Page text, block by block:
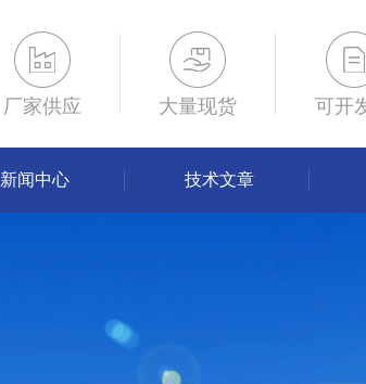
厂家供应 大量现货 可开
新闻中心 技术文章